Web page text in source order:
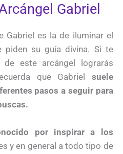
Gabriel
Gabriel es la de iluminar el
piden su guía divina. Si te
este arcángel lograrás
que Gabriel suele
pasos a seguir para
por inspirar a los
y en general a todo tipo de